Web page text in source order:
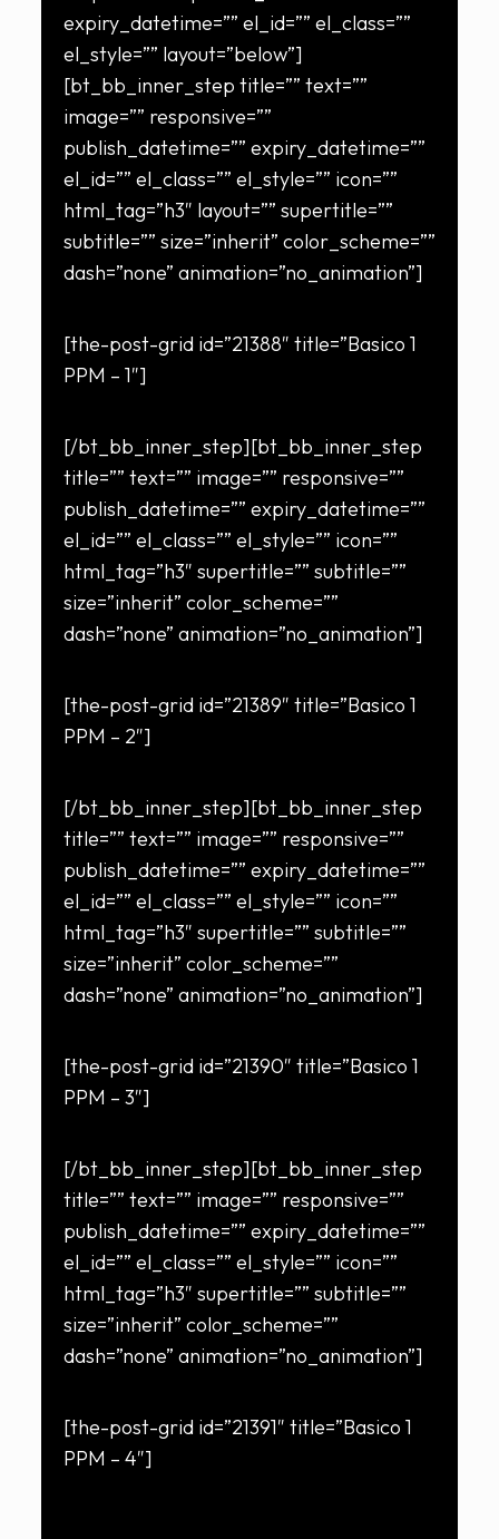
expiry_datetime=”” el_id=”” el_class=””
el_style=”” layout=”below”]
[bt_bb_inner_step title=”” text=””
image=”” responsive=””
publish_datetime=”” expiry_datetime=””
el_id=”” el_class=”” el_style=”” icon=””
html_tag=”h3″ layout=”” supertitle=””
subtitle=”” size=”inherit” color_scheme=””
dash=”none” animation=”no_animation”]
[the-post-grid id=”21388″ title=”Basico 1
PPM – 1″]
[/bt_bb_inner_step][bt_bb_inner_step
title=”” text=”” image=”” responsive=””
publish_datetime=”” expiry_datetime=””
el_id=”” el_class=”” el_style=”” icon=””
html_tag=”h3″ supertitle=”” subtitle=””
size=”inherit” color_scheme=””
dash=”none” animation=”no_animation”]
[the-post-grid id=”21389″ title=”Basico 1
PPM – 2″]
[/bt_bb_inner_step][bt_bb_inner_step
title=”” text=”” image=”” responsive=””
publish_datetime=”” expiry_datetime=””
el_id=”” el_class=”” el_style=”” icon=””
html_tag=”h3″ supertitle=”” subtitle=””
size=”inherit” color_scheme=””
dash=”none” animation=”no_animation”]
[the-post-grid id=”21390″ title=”Basico 1
PPM – 3″]
[/bt_bb_inner_step][bt_bb_inner_step
title=”” text=”” image=”” responsive=””
publish_datetime=”” expiry_datetime=””
el_id=”” el_class=”” el_style=”” icon=””
html_tag=”h3″ supertitle=”” subtitle=””
size=”inherit” color_scheme=””
dash=”none” animation=”no_animation”]
[the-post-grid id=”21391″ title=”Basico 1
PPM – 4″]